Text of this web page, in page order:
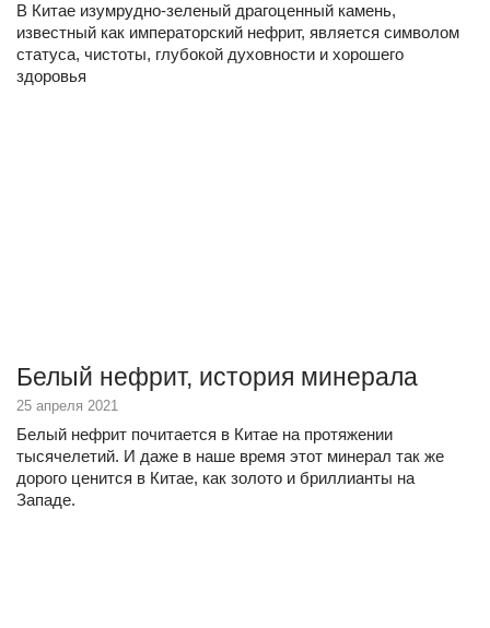
В Китае изумрудно-зеленый драгоценный камень,
известный как императорский нефрит, является символом
статуса, чистоты, глубокой духовности и хорошего
здоровья
Белый нефрит, история минерала
25 апреля 2021
Белый нефрит почитается в Китае на протяжении
тысячелетий. И даже в наше время этот минерал так же
дорого ценится в Китае, как золото и бриллианты на
Западе.